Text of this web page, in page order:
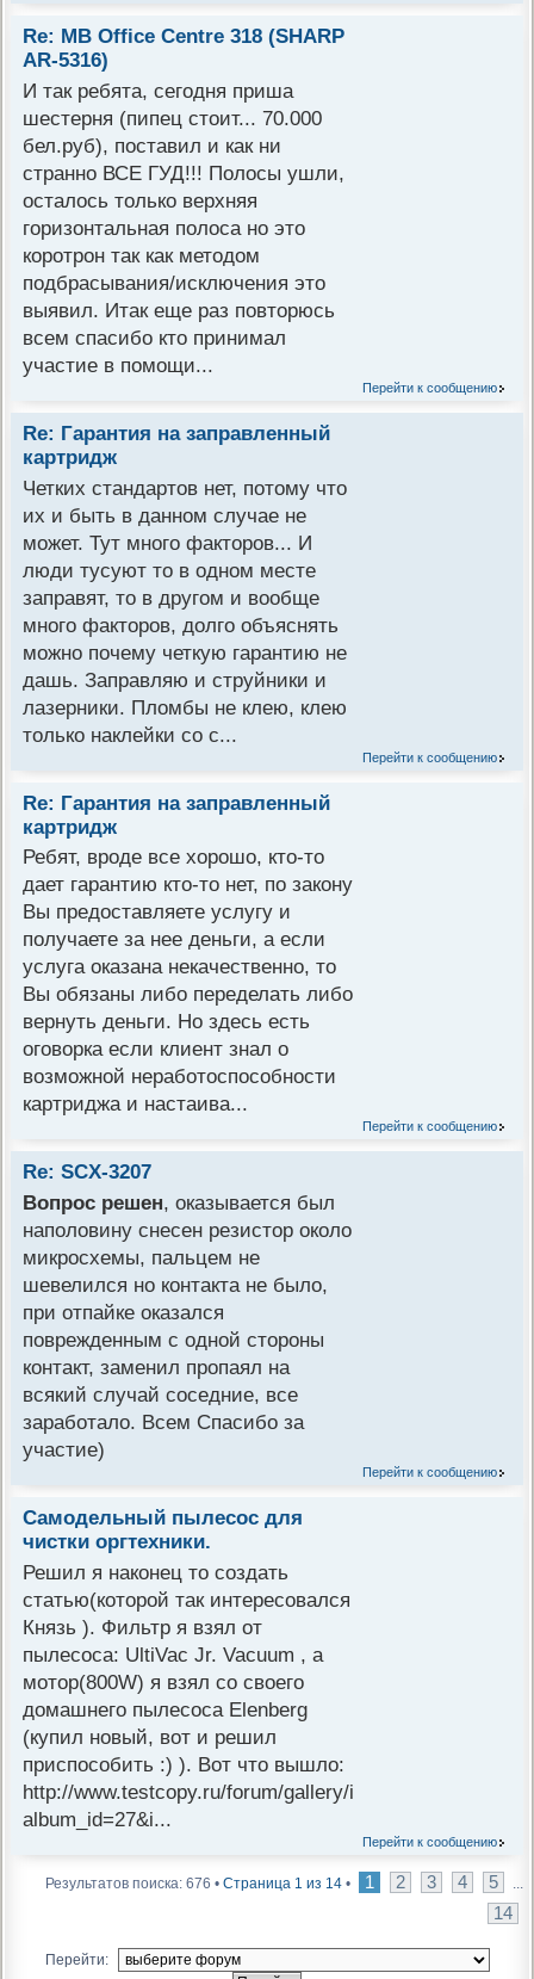
Re: MB Office Centre 318 (SHARP
AR-5316)
И так ребята, сегодня приша
шестерня (пипец стоит... 70.000
бел.руб), поставил и как ни
странно ВСЕ ГУД!!! Полосы ушли,
осталось только верхняя
горизонтальная полоса но это
коротрон так как методом
подбрасывания/исключения это
выявил. Итак еще раз повторюсь
всем спасибо кто принимал
участие в помощи...
Перейти к сообщению
Re: Гарантия на заправленный
картридж
Четких стандартов нет, потому что
их и быть в данном случае не
может. Тут много факторов... И
люди тусуют то в одном месте
заправят, то в другом и вообще
много факторов, долго объяснять
можно почему четкую гарантию не
дашь. Заправляю и струйники и
лазерники. Пломбы не клею, клею
только наклейки со с...
Перейти к сообщению
Re: Гарантия на заправленный
картридж
Ребят, вроде все хорошо, кто-то
дает гарантию кто-то нет, по закону
Вы предоставляете услугу и
получаете за нее деньги, а если
услуга оказана некачественно, то
Вы обязаны либо переделать либо
вернуть деньги. Но здесь есть
оговорка если клиент знал о
возможной неработоспособности
картриджа и настаива...
Перейти к сообщению
Re: SCX-3207
Вопрос решен, оказывается был
наполовину снесен резистор около
микросхемы, пальцем не
шевелился но контакта не было,
при отпайке оказался
поврежденным с одной стороны
контакт, заменил пропаял на
всякий случай соседние, все
заработало. Всем Спасибо за
участие)
Перейти к сообщению
Самодельный пылесос для
чистки оргтехники.
Решил я наконец то создать
статью(которой так интересовался
Князь ). Фильтр я взял от
пылесоса: UltiVac Jr. Vacuum , а
мотор(800W) я взял со своего
домашнего пылесоса Elenberg
(купил новый, вот и решил
приспособить :) ). Вот что вышло:
http://www.testcopy.ru/forum/gallery/image.php?
album_id=27&i...
Перейти к сообщению
Результатов поиска: 676 •Страница 1 из 14 • 1 2 3 4 5 ...
14
Перейти: